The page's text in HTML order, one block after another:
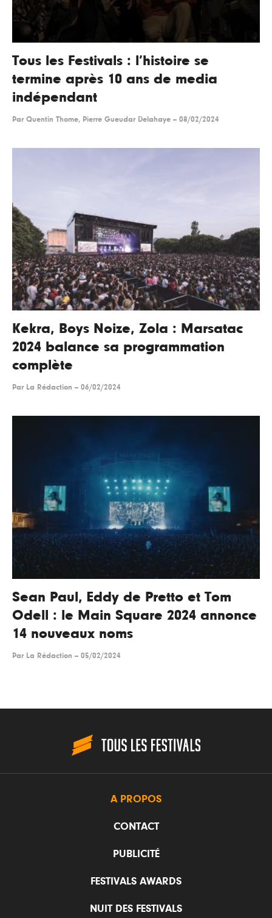
Tous les Festivals : l’histoire se
termine après 10 ans de media
indépendant
Par Quentin Thome, Pierre Gueudar Delahaye -- 08/02/2024
Kekra, Boys Noize, Zola : Marsatac
2024 balance sa programmation
complète
Par La Rédaction -- 06/02/2024
Sean Paul, Eddy de Pretto et Tom
Odell : le Main Square 2024 annonce
14 nouveaux noms
Par La Rédaction -- 05/02/2024
A PROPOS
CONTACT
PUBLICITÉ
FESTIVALS AWARDS
NUIT DES FESTIVALS